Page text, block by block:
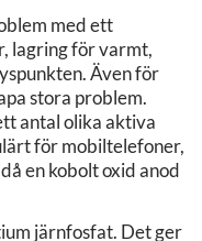
med ett
lagring för varmt,
Även för
stora problem.
antal olika aktiva
för mobiltelefoner,
en kobolt oxid anod
järnfosfat. Det ger